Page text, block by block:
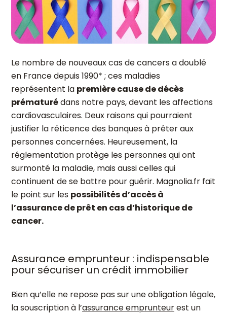
Le nombre de nouveaux cas de cancers a doublé
en France depuis 1990* ; ces maladies
représentent la première cause de décès
prématurédans notre pays, devant les affections
cardiovasculaires. Deux raisons qui pourraient
justifier la réticence des banques à prêter aux
personnes concernées. Heureusement, la
réglementation protège les personnes qui ont
surmonté la maladie, mais aussi celles qui
continuent de se battre pour guérir. Magnolia.fr fait
le point sur les possibilités d’accès à
l’assurance de prêt en cas d’historique de
cancer.
Assurance emprunteur : indispensable
pour sécuriser un crédit immobilier
Bien qu’elle ne repose pas sur une obligation légale,
la souscription à l’assurance emprunteurest un